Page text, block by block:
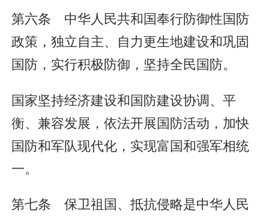
第六条 中华人民共和国奉行防御性国防
政策，独立自主、自力更生地建设和巩固
国防，实行积极防御，坚持全民国防。
国家坚持经济建设和国防建设协调、平
衡、兼容发展，依法开展国防活动，加快
国防和军队现代化，实现富国和强军相统
一。
第七条 保卫祖国、抵抗侵略是中华人民